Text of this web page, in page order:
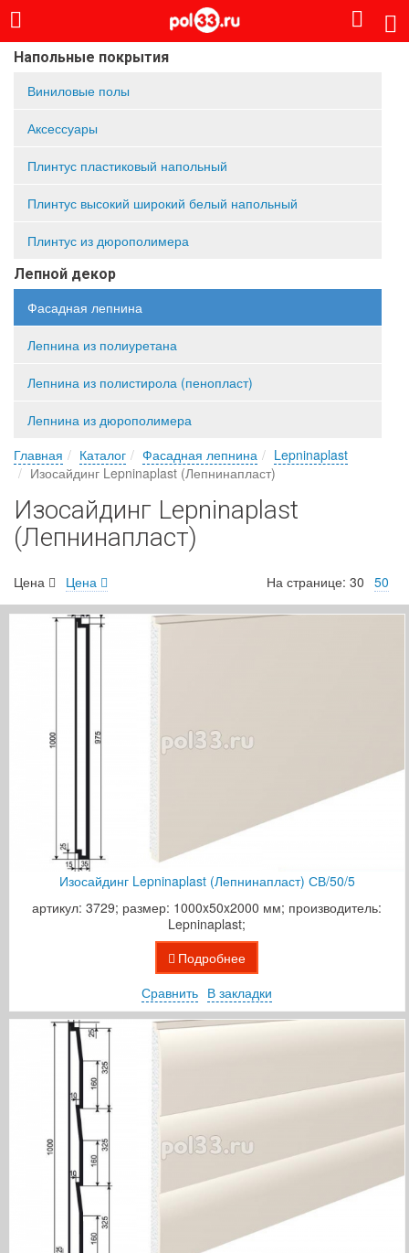
Напольные покрытия
Виниловые полы
Аксессуары
Плинтус пластиковый напольный
Плинтус высокий широкий белый напольный
Плинтус из дюрополимера
Лепной декор
Фасадная лепнина
Лепнина из полиуретана
Лепнина из полистирола (пенопласт)
Лепнина из дюрополимера
Главная
Каталог Фасадная лепнина
Lepninaplast
Изосайдинг Lepninaplast (Лепнинапласт)
Изосайдинг Lepninaplast
(Лепнинапласт)
Цена Цена На странице: 30 50
Изосайдинг Lepninaplast (Лепнинапласт) СВ/50/5
артикул: 3729; размер: 1000x50x2000 мм; производитель:
Lepninaplast;
Подробнее
Сравнить В закладки